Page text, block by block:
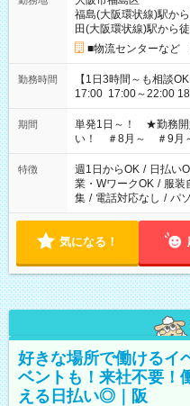
福島(大阪環状線)駅か
田(大阪環状線)駅から
■物流センターなど
勤務時間
【1日3時間～も相談OK!】 ＜シフト例＞ 9:00～12:00
17:00 17:00～22:00 18:00～21:00
お気軽にご相談くださ
期間
単発1日～！ ★勤務開
い！ ＃8月～ ＃9月
特徴 週1日からOK / 日払い
業・WワークOK / 服装
集 / 電話対応なし / パ
気になる！
好きな場所で働けるイ
ベントも！来社不要！
える日払い◎｜阪